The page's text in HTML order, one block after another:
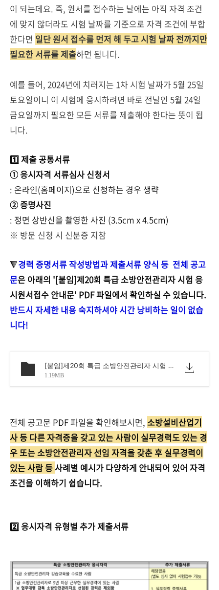
이 되는데요. 즉, 원서를 접수하는 날에는 아직 자격 조건
에 맞지 않더라도 시험 날짜를 기준으로 자격 조건에 부합
한다면 일단 원서 접수를 먼저 해 두고 시험 날짜 전까지만
필요한 서류를 제출하면 됩니다.
예를 들어, 2024년에 치러지는 1차 시험 날짜가 5월 25일
토요일이니 이 시험에 응시하려면 바로 전날인 5월 24일
금요일까지 필요한 모든 서류를 제출해야 한다는 뜻이 됩
니다.
1️⃣ 제출 공통서류
① 응시자격 서류심사 신청서
: 온라인(홈페이지)으로 신청하는 경우 생략
② 증명사진
: 정면 상반신을 촬영한 사진 (3.5cm x 4.5cm)
※ 방문 신청 시 신분증 지참
🔻경력 증명서류 작성방법과 제출서류 양식 등 전체 공고
문은 아래의 '[붙임]제20회 특급 소방안전관리자 시험 응
시원서접수 안내문' PDF 파일에서 확인하실 수 있습니다.
반드시 자세한 내용 숙지하셔야 시간 낭비하는 일이 없습
니다!
[붙임]제20회 특급 소방안전관리자 시험 응시원서 접수 안내문_2024.pdf
1.19MB
전체 공고문 PDF 파일을 확인해보시면, 소방설비산업기
사 등 다른 자격증을 갖고 있는 사람이 실무경력도 있는 경
우 또는 소방안전관리자 선임 자격을 갖춘 후 실무경력이
있는 사람 등사례별 예시가 다양하게 안내되어 있어 자격
조건을 이해하기 쉽습니다.
2️⃣ 응시자격 유형별 추가 제출서류